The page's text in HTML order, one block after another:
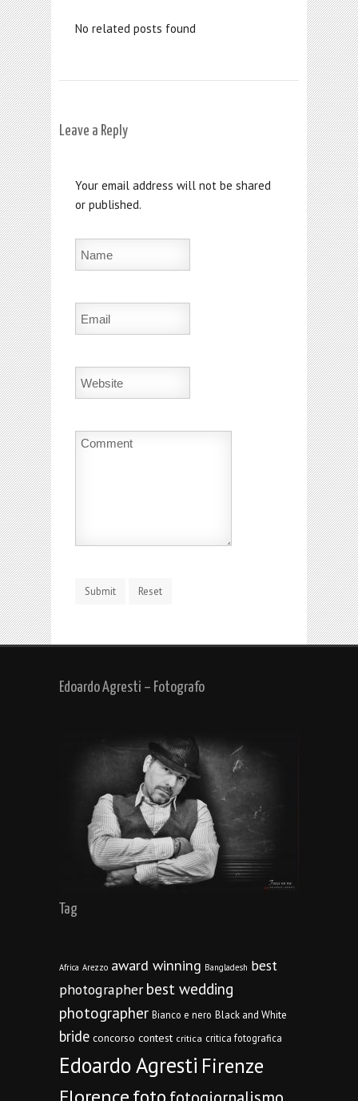
No related posts found
Leave a Reply
Your email address will not be shared
or published.
Edoardo Agresti – Fotografo
Tag
Africa Arezzo award winning Bangladesh best
photographer best wedding
photographer Bianco e nero Black and White
bride concorso contest critica critica fotografica
Edoardo Agresti Firenze